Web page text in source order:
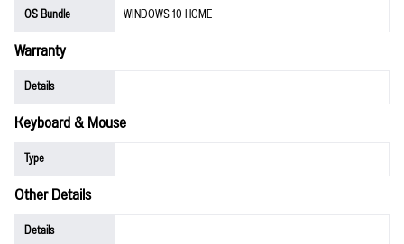
OS Bundle WINDOWS 10 HOME
Warranty
Details
Keyboard & Mouse
Type -
Other Details
Details